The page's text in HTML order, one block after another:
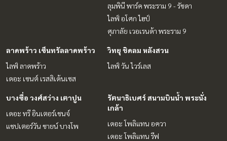
ลุมพินี พาร์ค พระราม 9 - รัชดา
ไลฟ์ อโศก ไฮป์
ศุภาลัย เวอเรนด้า พระราม 9
ลาดพร้าว เซ็นทรัลลาดพร้าว
ไลฟ์ ลาดพร้าว
เดอะ เซนต์ เรสสิเด้นเซส
วิทยุ ชิดลม หลังสวน
ไลฟ์ วัน ไวร์เลส
บางซื่อ วงศ์สว่าง เตาปูน
เดอะ ทรี อินเตอร์เชนจ์
แชปเตอร์วัน ชายน์ บางโพ
รัตนาธิเบศร์ สนามบินน้ำ พระนั่ง
เกล้า
เดอะ โพลิแทน อควา
เดอะ โพลิแทน รีฟ